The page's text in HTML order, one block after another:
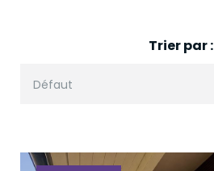
Trier par :
Défaut